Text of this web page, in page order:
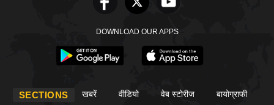
DOWNLOAD OUR APPS
SECTIONS खबरें वीडियो वेब स्टोरीज बायोग्राफी